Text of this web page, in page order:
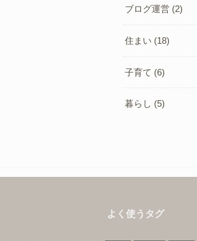
ブログ運営 (2)
住まい (18)
子育て (6)
暮らし (5)
よく使うタグ